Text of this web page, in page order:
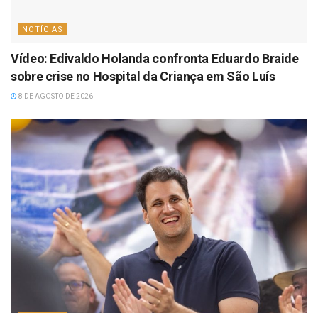
NOTÍCIAS
Vídeo: Edivaldo Holanda confronta Eduardo Braide
sobre crise no Hospital da Criança em São Luís
8 DE AGOSTO DE 2026